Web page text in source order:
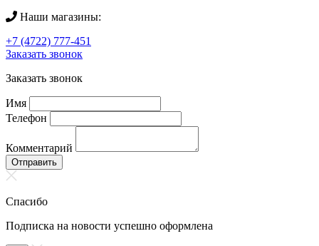
Наши магазины:
+7 (4722) 777-451
Заказать звонок
Заказать звонок
Имя
Телефон
Комментарий
Отправить
Спасибо
Подписка на новости успешно оформлена